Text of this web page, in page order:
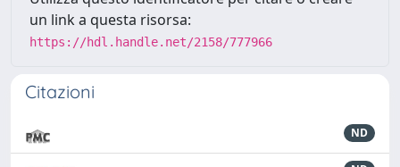
un link a questa risorsa:
https://hdl.handle.net/2158/777966
Citazioni
ND